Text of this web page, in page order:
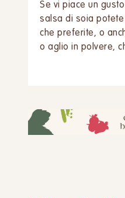
Se vi piace un
salsa di soia
che preferite, o
o aglio in polvere,